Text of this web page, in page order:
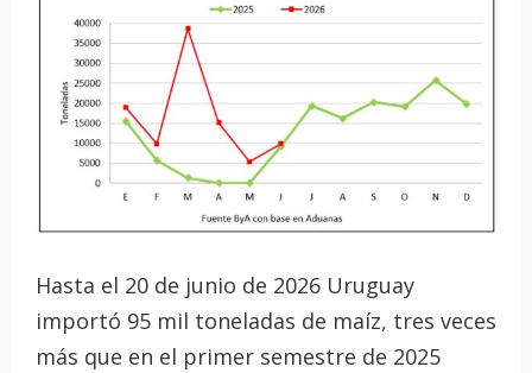
Hasta el 20 de junio de 2026 Uruguay
importó 95 mil toneladas de maíz, tres veces
más que en el primer semestre de 2025